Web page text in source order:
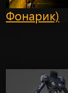
Фонарик)